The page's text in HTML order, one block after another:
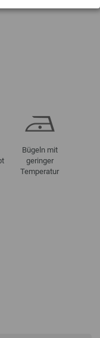
Bügeln mit
geringer
Temperatur